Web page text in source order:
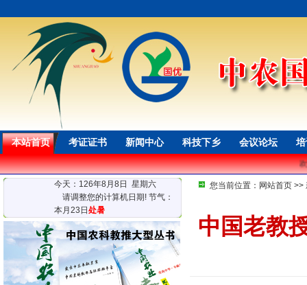
本站首页 考证证书 新闻中心 科技下乡 会议论坛
欢迎光临！
今天：126年8月8日 星期六
请调整您的计算机日期! 节气：
本月23日 处暑
您当前位置： 网站首页 >>
中国老教